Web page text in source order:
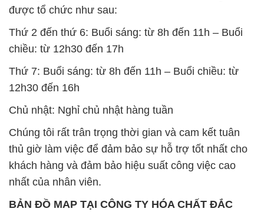
được tổ chức như sau:
Thứ 2 đến thứ 6: Buổi sáng: từ 8h đến 11h – Buổi
chiều: từ 12h30 đến 17h
Thứ 7: Buổi sáng: từ 8h đến 11h – Buổi chiều: từ
12h30 đến 16h
Chủ nhật: Nghỉ chủ nhật hàng tuần
Chúng tôi rất trân trọng thời gian và cam kết tuân
thủ giờ làm việc để đảm bảo sự hỗ trợ tốt nhất cho
khách hàng và đảm bảo hiệu suất công việc cao
nhất của nhân viên.
BẢN ĐỒ MAP TẠI CÔNG TY HÓA CHẤT ĐẮC